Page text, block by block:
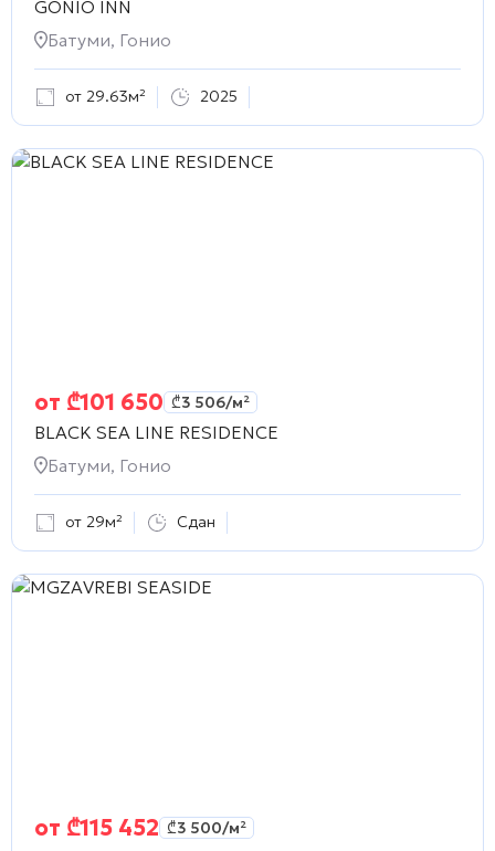
GONIO INN
Батуми, Гонио
от 29.63м² 2025
от ₾101 650 ₾3 506/м²
BLACK SEA LINE RESIDENCE
Батуми, Гонио
от 29м² Сдан
от ₾115 452 ₾3 500/м²